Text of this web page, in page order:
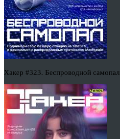
Хакер #323. Беспроводной самопал